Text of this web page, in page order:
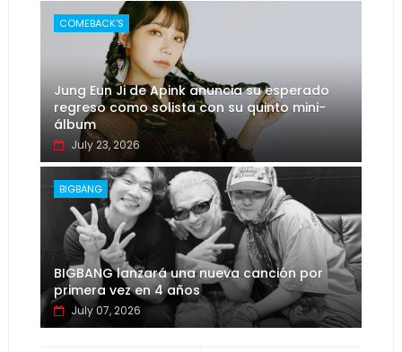
COMEBACK'S
Jung Eun Ji de Apink anuncia su esperado
regreso como solista con su quinto mini-
álbum
July 23, 2026
BIGBANG
BIGBANG lanzará una nueva canción por
primera vez en 4 años
July 07, 2026